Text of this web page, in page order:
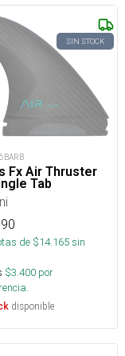
SIN STOCK
Fx Air Thruster
Tab
de $14.165sin
$3.400 por
disponible